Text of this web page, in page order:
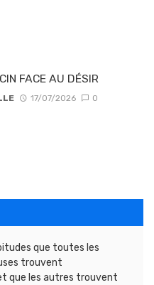
FACE AU DÉSIR
17/07/2026 0
que toutes les
trouvent
que les autres trouvent